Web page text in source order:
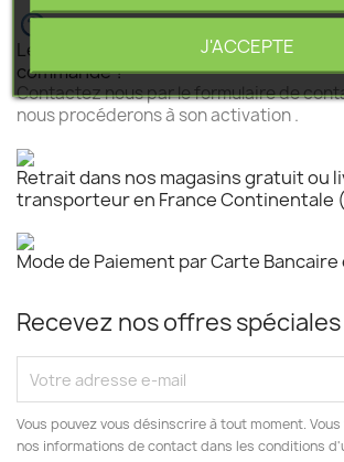
Le produit est disponible mais n 'est
commande ?
Contactez nous par le formulaire de
nous procéderons à son activation .
Retrait dans nos magasins gratuit ou
transporteur en France Continentale
Mode de Paiement par Carte
Recevez nos offres spéciales
Vous pouvez vous désinscrire à tout moment.
nos informations de contact dans les conditions
J'ACCEPTE